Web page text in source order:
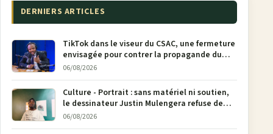
DERNIERS ARTICLES
TikTok dans le viseur du CSAC, une fermeture
envisagée pour contrer la propagande du
M23
06/08/2026
Culture - Portrait : sans matériel ni soutien,
le dessinateur Justin Mulengera refuse de
poser son crayon
06/08/2026